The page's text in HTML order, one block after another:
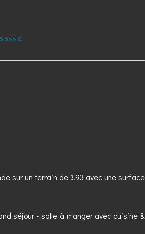
655 €
sur un terrain de 3.93 avec une surface
séjour - salle à manger avec cuisine &